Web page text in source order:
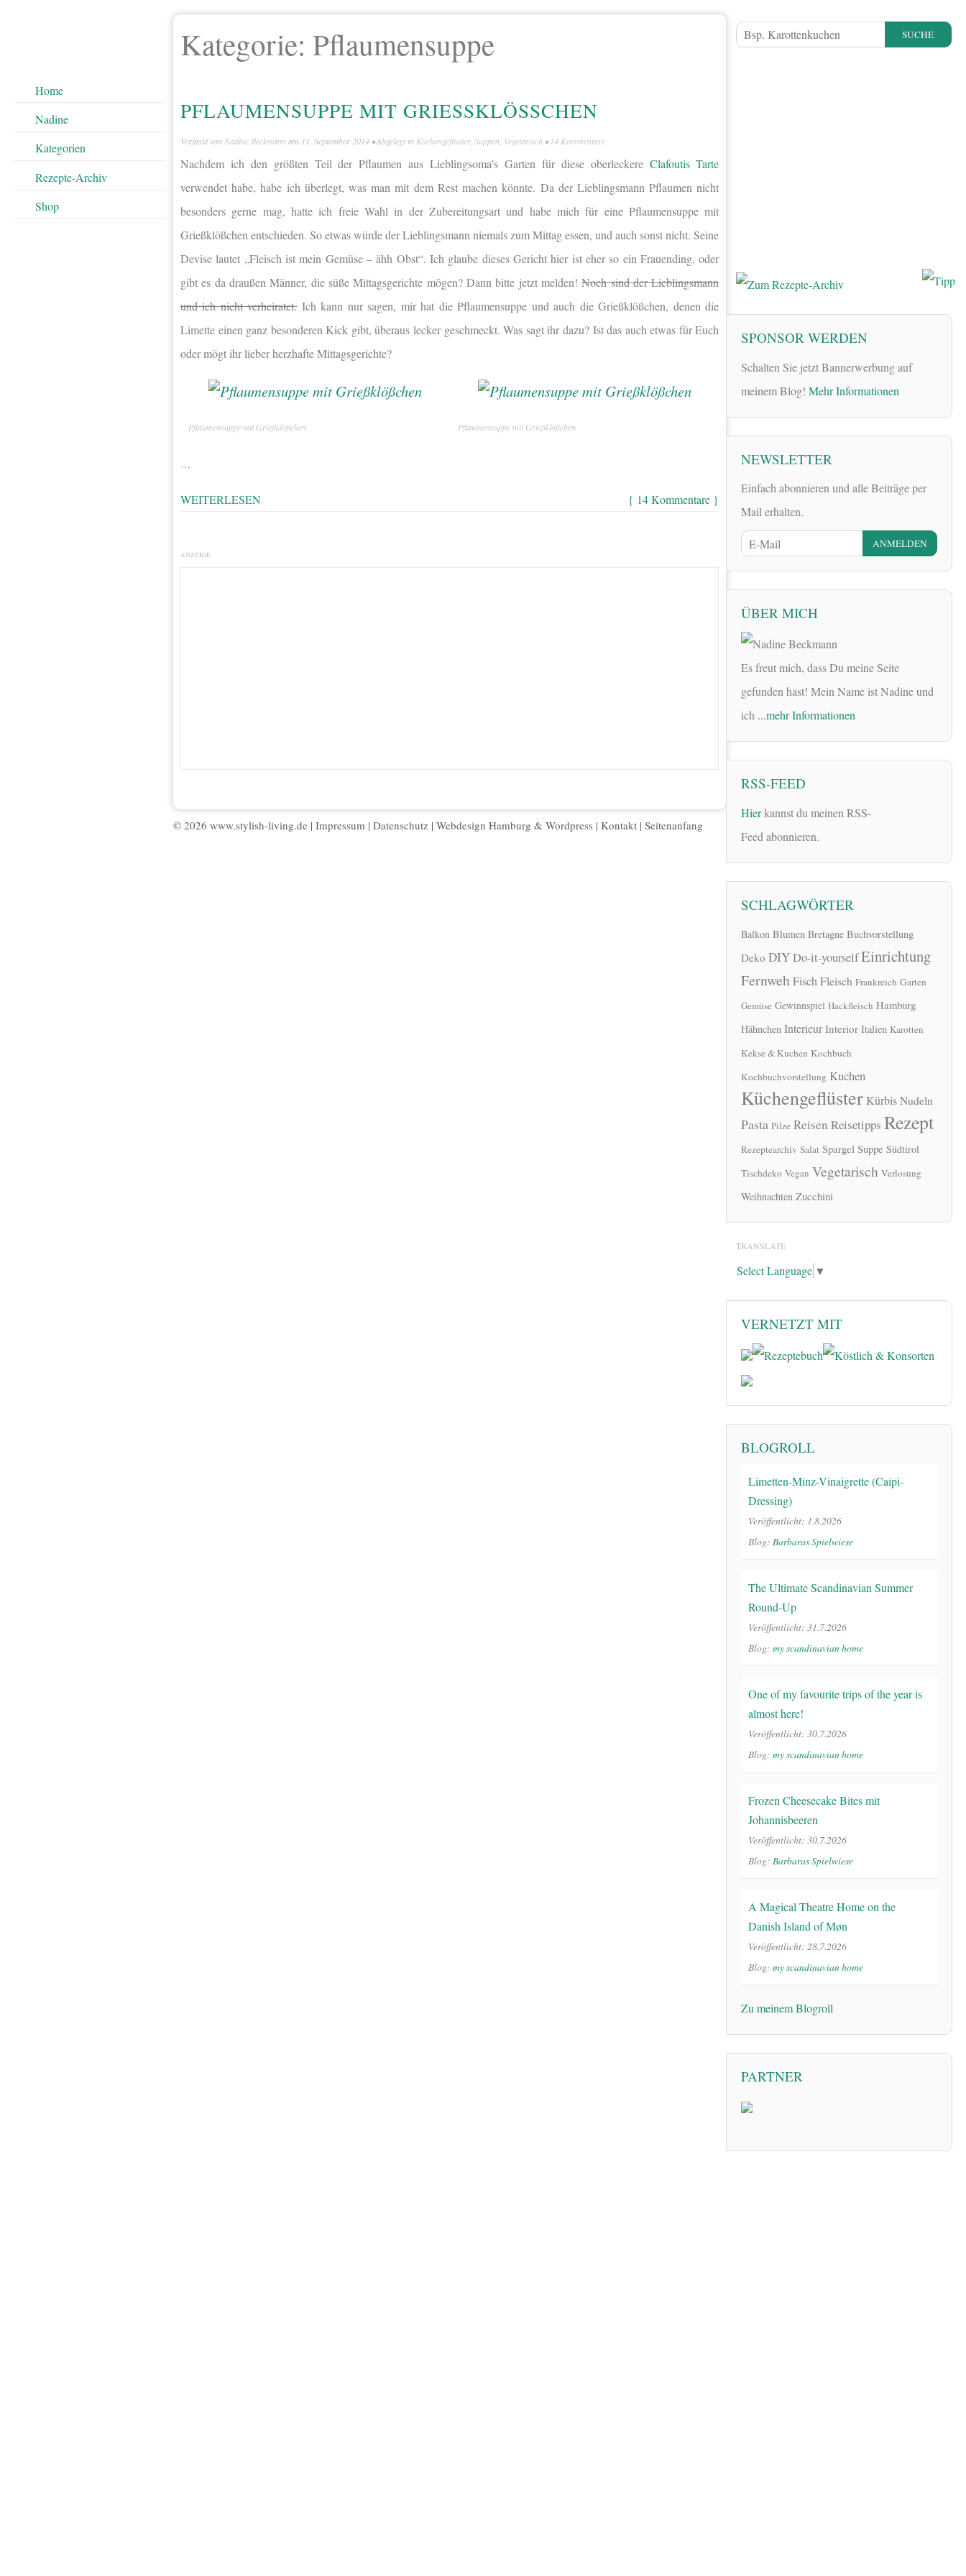
Home
Nadine
Kategorien
Rezepte-Archiv
Shop
Kategorie: Pflaumensuppe
PFLAUMENSUPPE MIT GRIESSKLÖSSCHEN
Verfasst von Nadine Beckmann am 11. September 2014 • Abgelegt in Küchengeflüster, Suppen, Vegetarisch •14 Kommentare
Nachdem ich den größten Teil der Pflaumen aus Lieblingsoma’s Garten für diese oberleckereClafoutis Tarte
verwendet habe, habe ich überlegt, was man mit dem Rest machen könnte. Da der Lieblingsmann Pflaumen nicht
besonders gerne mag, hatte ich freie Wahl in der Zubereitungsart und habe mich für eine Pflaumensuppe mit
Grießklößchen entschieden. So etwas würde der Lieblingsmann niemals zum Mittag essen, und auch sonst nicht. Seine
Devise lautet „Fleisch ist mein Gemüse – ähh Obst“. Ich glaube dieses Gericht hier ist eher so ein Frauending, oder
gibt es da draußen Männer, die süße Mittagsgerichte mögen? Dann bitte jetzt melden!Noch sind der Lieblingsmann
und ich nicht verheiratet.Ich kann nur sagen, mir hat die Pflaumensuppe und auch die Grießklößchen, denen die
Limette einen ganz besonderen Kick gibt, überaus lecker geschmeckt. Was sagt ihr dazu? Ist das auch etwas für Euch
oder mögt ihr lieber herzhafte Mittagsgerichte?
Pflaumensuppe mit Grießklößchen Pflaumensuppe mit Grießklößchen
…
WEITERLESEN { 14 Kommentare }
ANZEIGE
© 2026 www.stylish-living.de | Impressum | Datenschutz | Webdesign Hamburg & Wordpress | Kontakt | Seitenanfang
SUCHE
SPONSOR WERDEN
Schalten Sie jetzt Bannerwerbung auf
meinem Blog! Mehr Informationen
NEWSLETTER
Einfach abonnieren und alle Beiträge per
Mail erhalten.
ÜBER MICH
Es freut mich, dass Du meine Seite
gefunden hast! Mein Name ist Nadine und
ich ...mehr Informationen
RSS-FEED
Hierkannst du meinen RSS-
Feed abonnieren.
SCHLAGWÖRTER
Balkon Blumen Bretagne Buchvorstellung
Deko DIYDo-it-yourselfEinrichtung
FernwehFischFleisch Frankreich Garten
Gemüse Gewinnspiel Hackfleisch Hamburg
Hähnchen Interieur Interior Italien Karotten
Kekse & Kuchen Kochbuch
Kochbuchvorstellung Kuchen
Küchengeflüster KürbisNudeln
Pasta Pilze Reisen Reisetipps Rezept
Rezeptearchiv Salat Spargel Suppe Südtirol
Tischdeko Vegan Vegetarisch Verlosung
Weihnachten Zucchini
TRANSLATE
Select Language ▼
VERNETZT MIT
BLOGROLL
Limetten-Minz-Vinaigrette (Caipi-
Dressing)
Veröffentlicht: 1.8.2026
Blog: Barbaras Spielwiese
The Ultimate Scandinavian Summer
Round-Up
Veröffentlicht: 31.7.2026
Blog: my scandinavian home
One of my favourite trips of the year is
almost here!
Veröffentlicht: 30.7.2026
Blog: my scandinavian home
Frozen Cheesecake Bites mit
Johannisbeeren
Veröffentlicht: 30.7.2026
Blog: Barbaras Spielwiese
A Magical Theatre Home on the
Danish Island of Møn
Veröffentlicht: 28.7.2026
Blog: my scandinavian home
Zu meinem Blogroll
PARTNER